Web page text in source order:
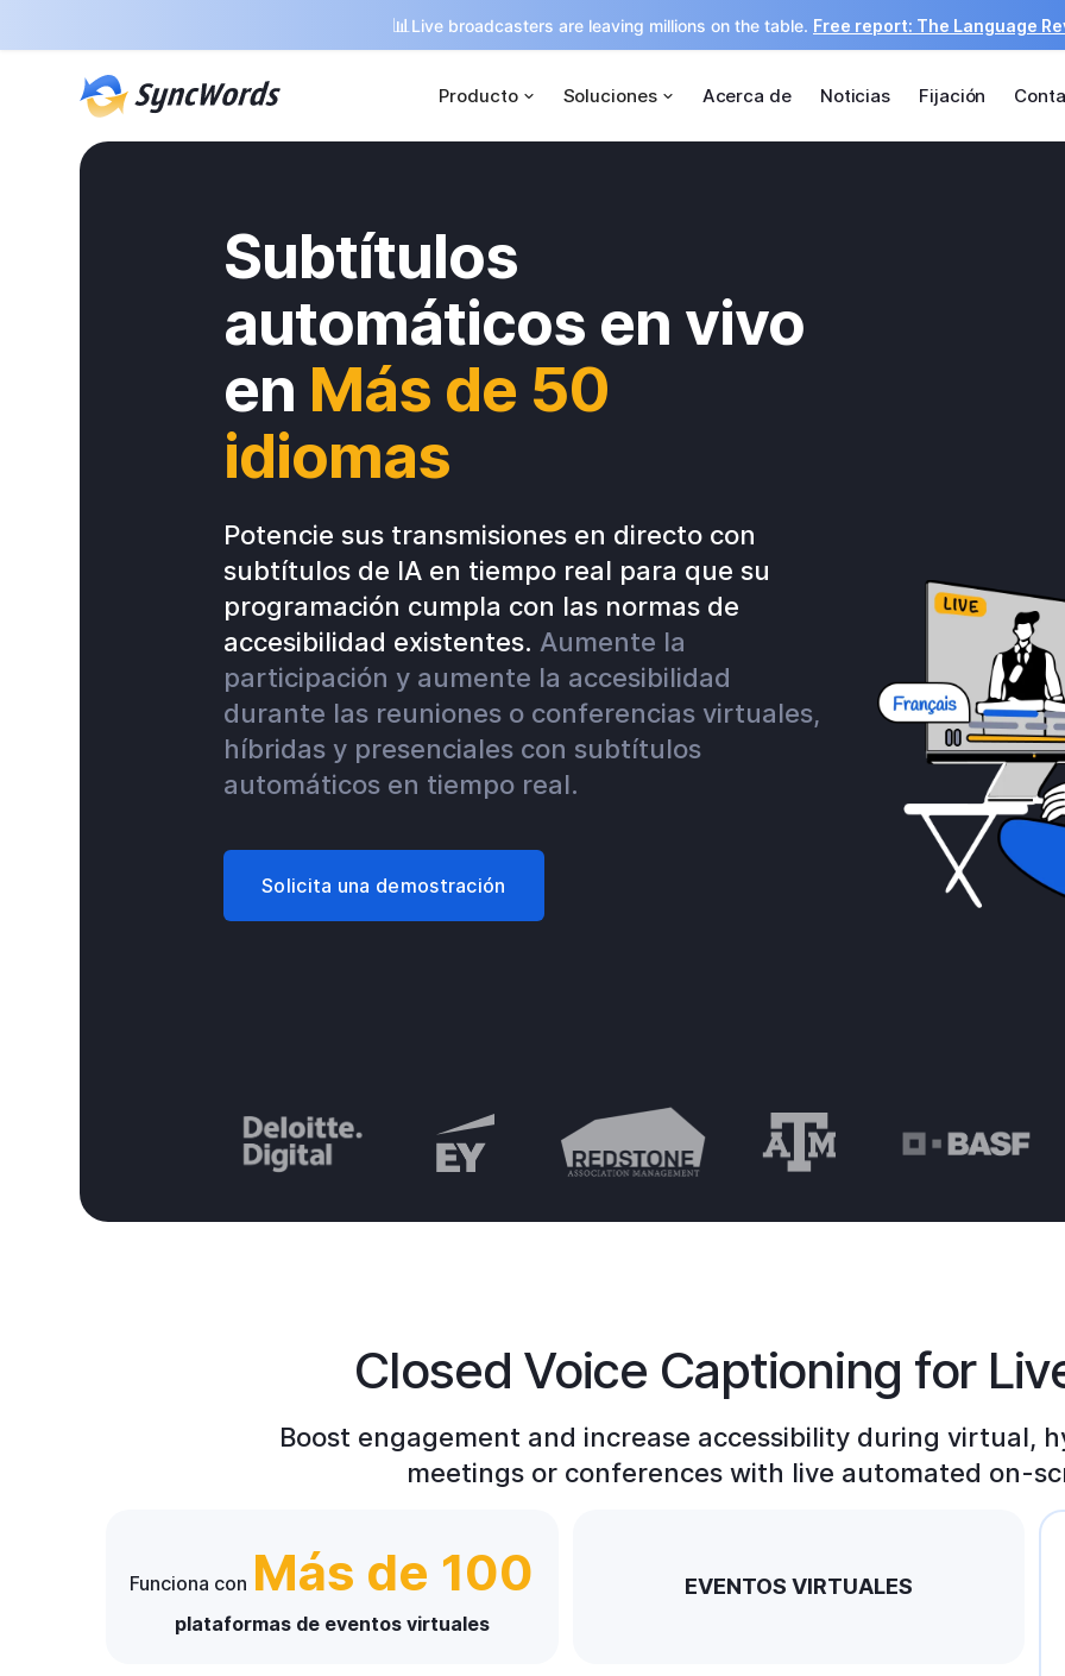
📊Live broadcasters are leaving millions on the table. Free report: The Language
Producto Soluciones Acerca de Noticias Fijación
Subtítulos
automáticos en vivo
en Más de 50
idiomas
Potencie sus transmisiones en directo con
subtítulos de IA en tiempo real para que su
programación cumpla con las normas de
accesibilidad existentes. Aumente la
participación y aumente la accesibilidad
durante las reuniones o conferencias virtuales,
híbridas y presenciales con subtítulos
automáticos en tiempo real.
Solicita una demostración
Closed Voice Captioning for
Boost engagement and increase accessibility during virtual,
meetings or conferences with live automated on-
Funciona con Más de 100
plataformas de eventos virtuales
EVENTOS VIRTUALES